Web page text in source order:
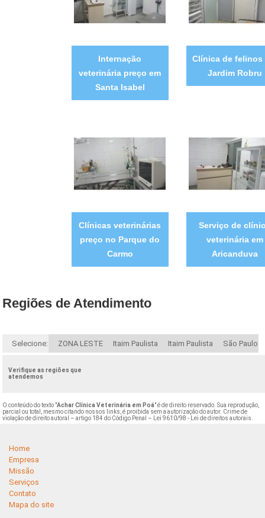
Internação
veterinária preço em
Santa Isabel
Clínica de felinos
Jardim Robru
Clínicas veterinárias
preço no Parque do
Carmo
Serviço de
veterinária em
Aricanduva
Regiões de Atendimento
Selecione: ZONA LESTE Itaim Paulista Itaim Paulista São Paulo
Verifique as regiões que
atendemos
O conteúdo do texto "Achar Clínica Veterinária em Poá" é de direito reservado. Sua reprodução,
parcial ou total, mesmo citando nossos links, é proibida sem a autorização do autor. Crime de
violação de direito autoral – artigo 184 do Código Penal –
Lei 9610/98 - Lei de direitos autorais
Home
Empresa
Missão
Serviços
Contato
Mapa do site